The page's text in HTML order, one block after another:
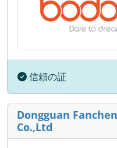
信頼の証
Dongguan
Co.,Ltd